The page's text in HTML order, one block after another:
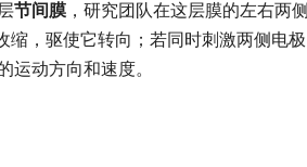
节间膜 ，研究团队在这层膜的左右两
，驱使它转向；若同时刺激两侧电
运动方向和速度。